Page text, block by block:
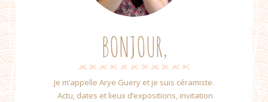
BONJOUR,
Je m’appelle Arye Guery et je suis céramiste.
Actu, dates et lieux d’expositions, invitation